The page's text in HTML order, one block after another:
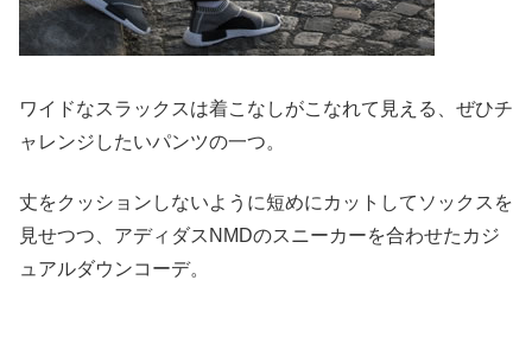
ワイドなスラックスは着こなしがこなれて見える、ぜひチ
ャレンジしたいパンツの一つ。
丈をクッションしないように短めにカットしてソックスを
見せつつ、アディダスNMDのスニーカーを合わせたカジ
ュアルダウンコーデ。